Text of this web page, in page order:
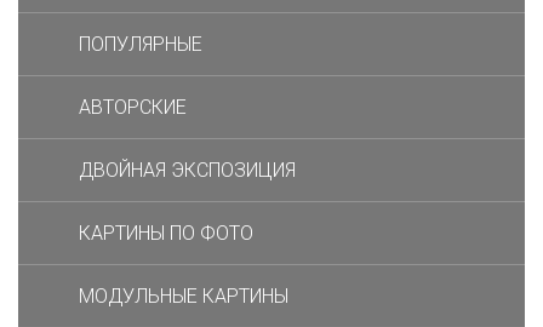
ПОПУЛЯРНЫЕ
АВТОРСКИЕ
ДВОЙНАЯ ЭКСПОЗИЦИЯ
КАРТИНЫ ПО ФОТО
МОДУЛЬНЫЕ КАРТИНЫ